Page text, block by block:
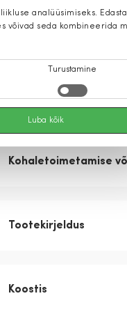
analüüsimiseks.
võivad seda kombineerida
Turustamine
Luba kõik
Kohaletoimetamise
Tootekirjeldus
Koostis